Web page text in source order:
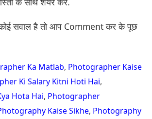
सवाल है तो आप Comment कर के पूछ
Ka Matlab, Photographer Kaise
Ki Salary Kitni Hoti Hai,
Hota Hai, Photographer
Kaise Sikhe, Photography